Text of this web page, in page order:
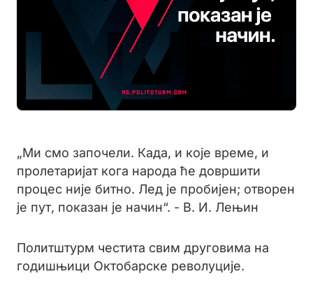
„Ми смо започели. Када, и које време, и
пролетаријат кога народа ће довршити
процес није битно. Лед је пробијен; отворен
је пут, показан је начин“. - В. И. Лењин
Политштурм честита свим друговима на
годишњици Октобарске револуције.